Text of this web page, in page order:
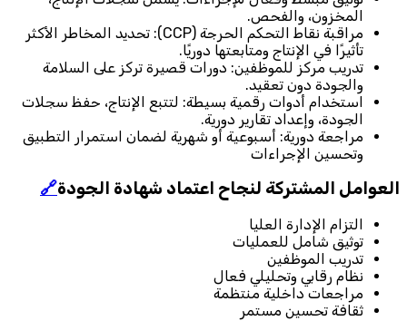
المخزون، والفحص.
مراقبة نقاط التحكم الحرجة (CCP): تحديد المخاطر الأكثر
تأثيرًا في الإنتاج ومتابعتها دوريًا.
تدريب مركز للموظفين: دورات قصيرة تركز على السلامة
والجودة دون تعقيد.
استخدام أدوات رقمية بسيطة: لتتبع الإنتاج، حفظ سجلات
الجودة، وإعداد تقارير دورية.
مراجعة دورية: أسبوعية أو شهرية لضمان استمرار التطبيق
وتحسين الإجراءات
العوامل المشتركة لنجاح اعتماد شهادة الجودة🔗
التزام الإدارة العليا
توثيق شامل للعمليات
تدريب الموظفين
نظام رقابي وتحليلي فعال
مراجعات داخلية منتظمة
ثقافة تحسين مستمر